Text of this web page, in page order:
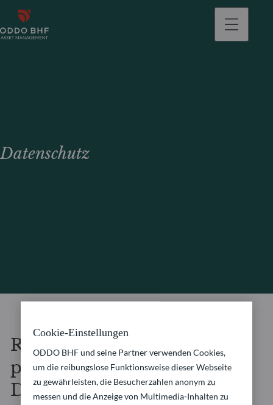
Datenschutz
Richtlinie zum Schutz
personenbezogener
Daten
Cookie-Einstellungen
ODDO BHF und seine Partner verwenden Cookies,
um die reibungslose Funktionsweise dieser Webseite
zu gewährleisten, die Besucherzahlen anonym zu
messen und die Anzeige von Multimedia-Inhalten zu